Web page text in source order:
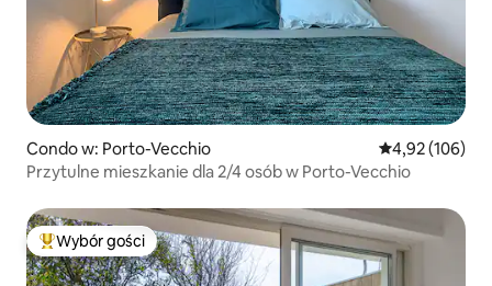
Condo w: Porto-Vecchio Średnia
4,92 (106)
Przytulne mieszkanie dla 2/4 osób w Porto-Vecchio
Najpopularniejsze z kategorii Wybór gości
Wybór gości